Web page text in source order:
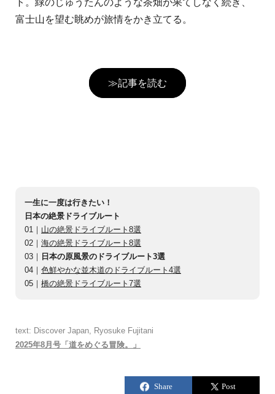
ト。緑のじゅうたんのような茶畑が果てしなく続き、
富士山を望む眺めが旅情をかき立てる。
≫記事を読む
一生に一度は行きたい！
日本の絶景ドライブルート
01｜ 山の絶景ドライブルート8選
02｜ 海の絶景ドライブルート8選
03｜ 日本の原風景のドライブルート3選
04｜ 色鮮やかな並木道のドライブルート4選
05｜ 橋の絶景ドライブルート7選
text: Discover Japan, Ryosuke Fujitani
2025年8月号「道をめぐる冒険。」